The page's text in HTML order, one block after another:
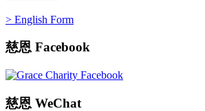
> English Form
慈恩 Facebook
慈恩 WeChat